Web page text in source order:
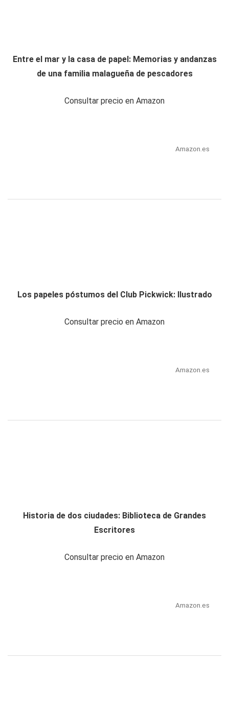
Entre el mar y la casa de papel: Memorias y andanzas
de una familia malagueña de pescadores
Consultar precio en Amazon
Amazon.es
Los papeles póstumos del Club Pickwick: Ilustrado
Consultar precio en Amazon
Amazon.es
Historia de dos ciudades: Biblioteca de Grandes
Escritores
Consultar precio en Amazon
Amazon.es